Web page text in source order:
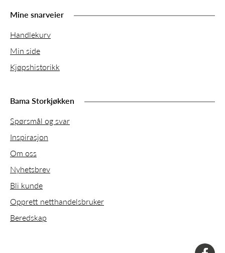
Mine snarveier
Handlekurv
Min side
Kjøpshistorikk
Bama Storkjøkken
Spørsmål og svar
Inspirasjon
Om oss
Nyhetsbrev
Bli kunde
Opprett netthandelsbruker
Beredskap